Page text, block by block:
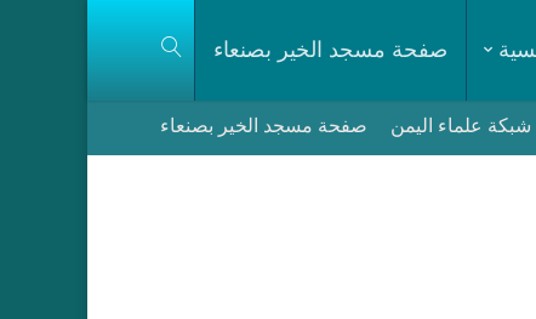
صفحة مسجد الخير بصنعاء
شبكة علماء اليمن صفحة مسجد الخير بصنعاء